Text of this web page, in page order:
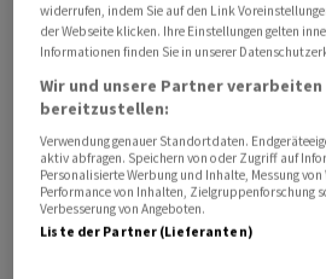
Für den SGB ignorieren die
«Prämienschock», der auch für die
Krankenkassenprämien 2024
steigende Prämienlast
Kantone, deren Kantonskassen
Verbilligungen real betrachtet
Kantone 2022 alle budgetierten
Prämienverbilligungen
widerrufen, indem Sie auf den Link
der Webseite klicken. Ihre Einstellungen gelten
Informationen finden Sie in unserer
Wir und unsere Partner verarbeiten
bereitzustellen:
Verwendung genauer Standortdaten.
aktiv abfragen. Speichern von oder Zugriff auf
Personalisierte Werbung und Inhalte, Messung
Performance von Inhalten, Zielgruppenforschung
Verbesserung von Angeboten.
Liste der Partner (Lieferanten)